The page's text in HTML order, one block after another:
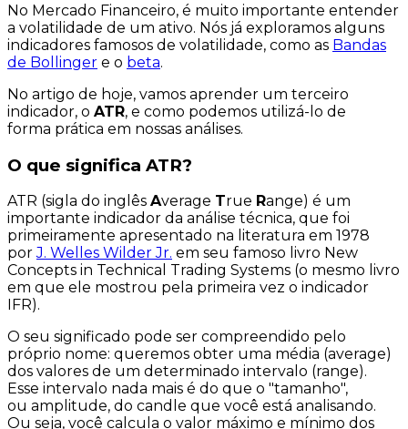
No Mercado Financeiro, é muito importante entender
a volatilidade de um ativo. Nós já exploramos alguns
indicadores famosos de volatilidade, como as Bandas
de Bollinger e o beta.
No artigo de hoje, vamos aprender um terceiro
indicador, o ATR, e como podemos utilizá-lo de
forma prática em nossas análises.
O que significa ATR?
ATR (sigla do inglês Average True Range) é um
importante indicador da análise técnica, que foi
primeiramente apresentado na literatura em 1978
porJ. Welles Wilder Jr. em seu famoso livro New
Concepts in Technical Trading Systems (o mesmo livro
em que ele mostrou pela primeira vez o indicador
IFR).
O seu significado pode ser compreendido pelo
próprio nome: queremos obter uma média (average)
dos valores de um determinado intervalo (range).
Esse intervalo nada mais é do que o "tamanho",
ou amplitude, do candle que você está analisando.
Ou seja, você calcula o valor máximo e mínimo dos